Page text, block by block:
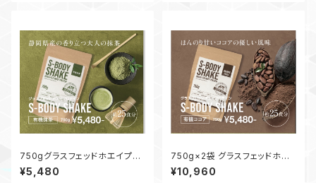
750gグラスフェッドホエイプロ
テイン【S-BODY SHAKE】有機
抹茶
¥5,480
750g×2袋 グラスフェッドホエ
イプロテイン【S-BODY SHAK
E】有機ココア
¥10,960